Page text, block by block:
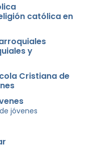
católica en
y
Cristiana de
jóvenes